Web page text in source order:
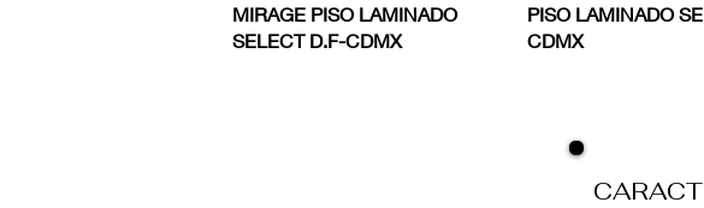
MIRAGE PISO LAMINADO
SELECT D.F-CDMX
PISO LAMINADO
CDMX